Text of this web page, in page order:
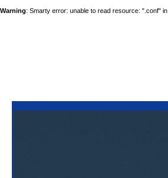
Warning: Smarty error: unable to read resource: ".conf" in